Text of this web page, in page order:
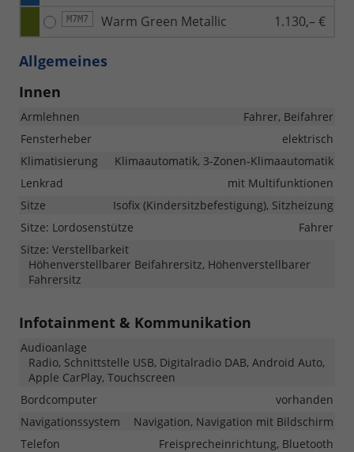
M7M7 Warm Green Metallic 1.130,– €
Allgemeines
Innen
Armlehnen
Fahrer, Beifahrer
Fensterheber
elektrisch
Klimatisierung
Klimaautomatik, 3-Zonen-Klimaautomatik
Lenkrad
mit Multifunktionen
Sitze
Isofix (Kindersitzbefestigung), Sitzheizung
Sitze: Lordosenstütze
Fahrer
Sitze: Verstellbarkeit
Höhenverstellbarer Beifahrersitz, Höhenverstellbarer
Fahrersitz
Infotainment & Kommunikation
Audioanlage
Radio, Schnittstelle USB, Digitalradio DAB, Android Auto,
Apple CarPlay, Touchscreen
Bordcomputer
vorhanden
Navigationssystem
Navigation, Navigation mit Bildschirm
Telefon
Freisprecheinrichtung, Bluetooth